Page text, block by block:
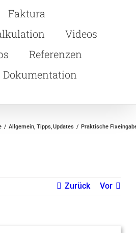
Faktura
Videos
Referenzen
Dokumentation
Allgemein Tipps Updates Praktische
Zurück Vor